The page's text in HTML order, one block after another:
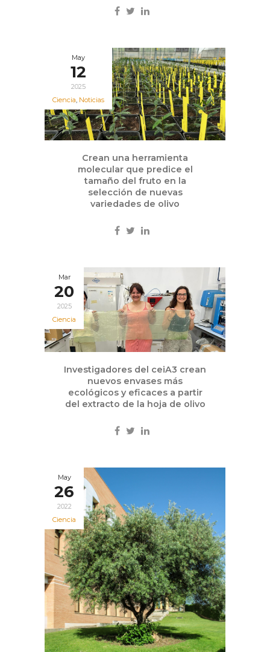
May
12
2025
Ciencia, Noticias
Crean una herramienta
molecular que predice el
tamaño del fruto en la
selección de nuevas
variedades de olivo
Mar
20
2025
Ciencia
Investigadores del ceiA3 crean
nuevos envases más
ecológicos y eficaces a partir
del extracto de la hoja de olivo
May
26
2022
Ciencia